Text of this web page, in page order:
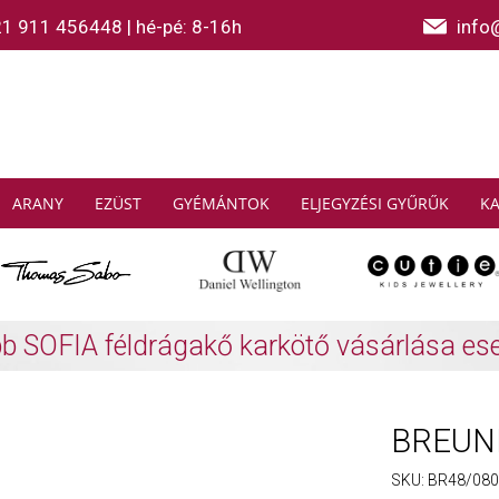
911 456448 | hé-pé: 8-16h
ARANY EZÜST GYÉMÁNTOK ELJEGYZÉSI GYŰRŰK
SABO: Gyűjtsön és spóroljon További
SKU: BR48/